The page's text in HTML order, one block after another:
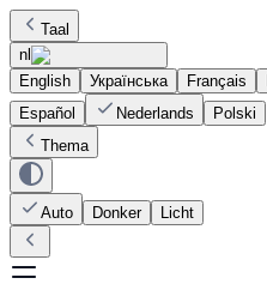
Taal
nl
English
Українська Français
Español
Nederlands
Polski
Thema
Auto Donker Licht